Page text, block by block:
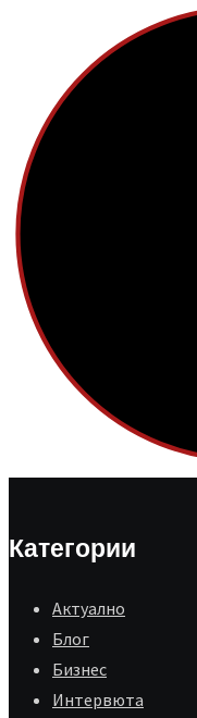
Категории
Aктуално
Блог
Бизнес
Интервюта